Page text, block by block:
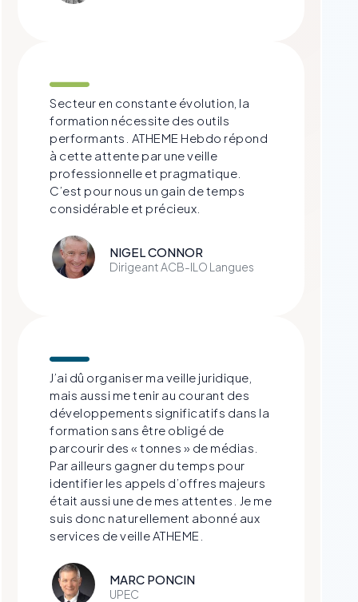
Secteur en constante évolution, la
formation nécessite des outils
performants. ATHEME Hebdo répond
à cette attente par une veille
professionnelle et pragmatique.
C’est pour nous un gain de temps
considérable et précieux.
NIGEL CONNOR
Dirigeant ACB-ILO Langues
J’ai dû organiser ma veille juridique,
mais aussi me tenir au courant des
développements significatifs dans la
formation sans être obligé de
parcourir des « tonnes » de médias.
Par ailleurs gagner du temps pour
identifier les appels d’offres majeurs
était aussi une de mes attentes. Je me
suis donc naturellement abonné aux
services de veille ATHEME.
MARC PONCIN
UPEC